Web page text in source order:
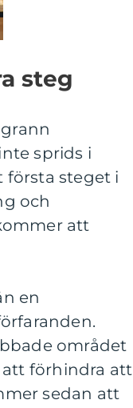
steg
sprids i
första steget i
och
att
en
området
att förhindra att
sedan att